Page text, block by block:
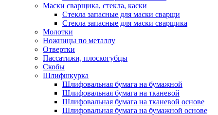
Маски сварщика, стекла, каски
Стекла запасные для маски сварщи
Стекла запасные для маски сварщика
Молотки
Ножницы по металлу
Отвертки
Пассатижи, плоскогубцы
Скобы
Шлифшкурка
Шлифовальная бумага на бумажной
Шлифовальная бумага на тканевой
Шлифовальная бумага на тканевой основе
Шлифовальная бумага на бумажной основе